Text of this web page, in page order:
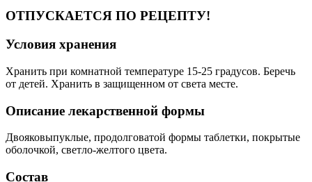
ОТПУСКАЕТСЯ ПО РЕЦЕПТУ!
Условия хранения
Хранить при комнатной температуре 15-25 градусов. Беречь
от детей. Хранить в защищенном от света месте.
Описание лекарственной формы
Двояковыпуклые, продолговатой формы таблетки, покрытые
оболочкой, светло-желтого цвета.
Состав